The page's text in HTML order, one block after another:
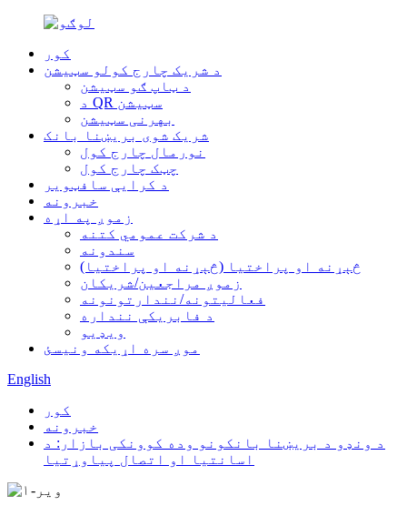
کور
د شریک چارج کولو سټیشن
د ټاپ ګو سټیشن
د QR سټیشن
بهرنی سټیشن
شریک شوی بریښنا بانک
نورمال چارج کول
چټک چارج کول
د کرایې سافټویر
خبرونه
زموږ په اړه
د شرکت عمومي کتنه
سندونه
څېړنه او پراختیا (څېړنه او پراختیا)
زموږ مراجعین/شریکان
فعالیتونه/نندارتونونه
د فابریکې ننداره
ویډیو
موږ سره اړیکه ونیسئ
English
کور
خبرونه
د ونډو د بریښنا بانکونو وده کوونکی بازار: د
اسانتیا او اتصال پیاوړتیا